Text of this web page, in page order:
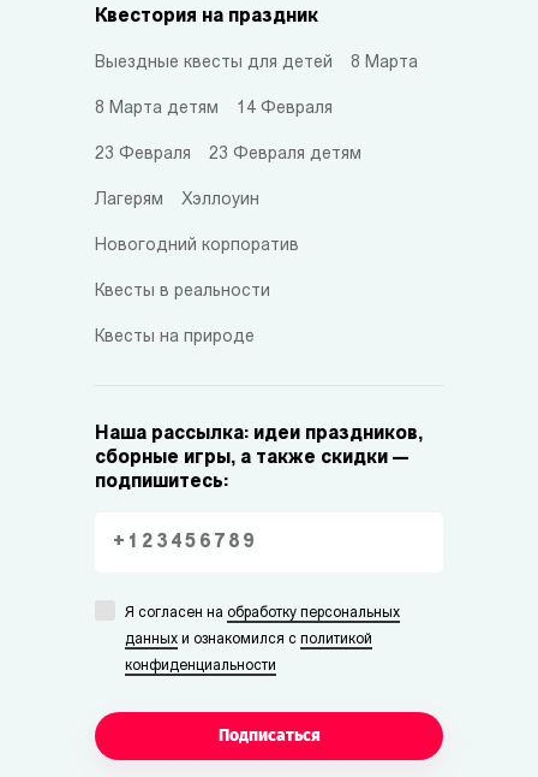
Квестория на праздник
Выездные квесты для детей 8 Марта
8 Марта детям 14 Февраля
23 Февраля 23 Февраля детям
Лагерям Хэллоуин
Новогодний корпоратив
Квесты в реальности
Квесты на природе
Наша рассылка: идеи праздников,
сборные игры, а также скидки —
подпишитесь:
Я согласен на обработку персональных
данных и ознакомился с политикой
конфиденциальности
Подписаться